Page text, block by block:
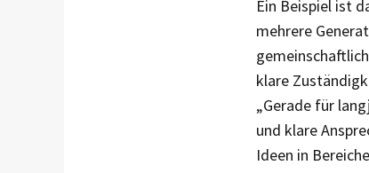
Ein Beispiel ist
mehrere
klare
„Gerade für
und klare
Ideen in